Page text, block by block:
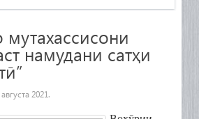
мутахассисони
намудани сатҳи
2021.